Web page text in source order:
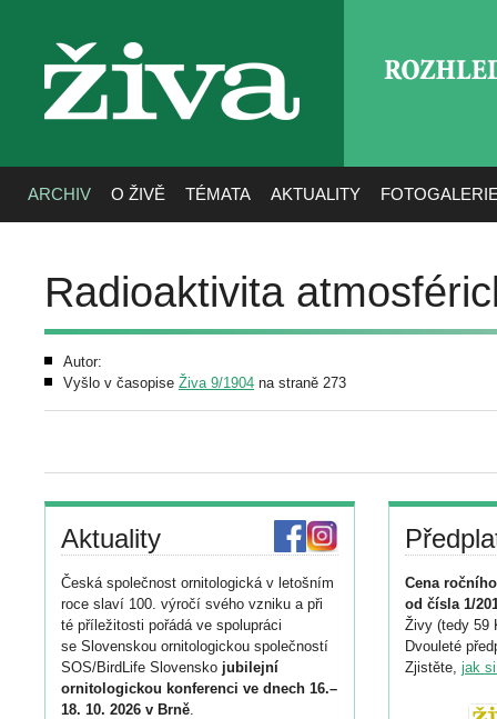
živa
ARCHIV O ŽIVĚ TÉMATA AKTUALITY
Radioaktivita
Autor:
Vyšlo v časopise Živa 9/1904 na straně 273
Aktuality
Česká společnost ornitologická v letošním
roce slaví 100. výročí svého vzniku a při
té příležitosti pořádá ve spolupráci
se Slovenskou ornitologickou společností
SOS/BirdLife Slovensko jubilejní
ornitologickou konferenci ve dnech 16.–
18. 10. 2026 v Brně.
Cena
od čísla 1/
Živy (tedy 59
Dvouleté
Zjistěte, jak